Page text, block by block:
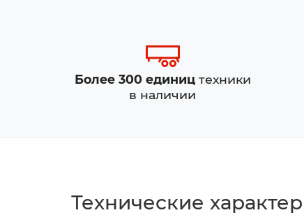
Более 300 едиництехники
в наличии
Технические